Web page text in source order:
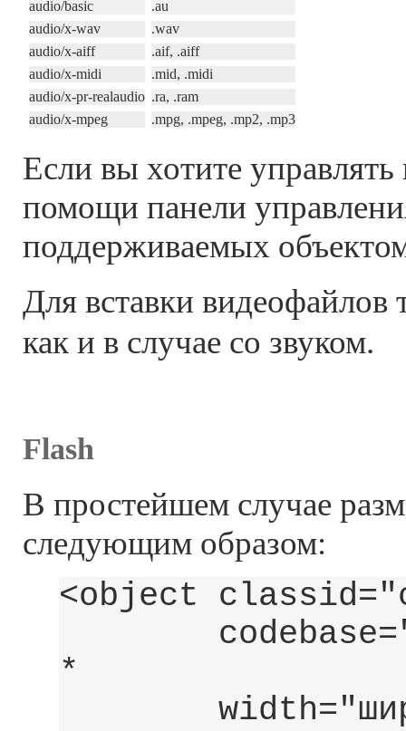
audio/basic
.au
audio/x-wav
.wav
audio/x-aiff
.aif, .aiff
audio/x-midi
.mid, .midi
audio/x-pr-realaudio .ra, .ram
audio/x-mpeg
.mpg, .mpeg, .mp2, .mp3
Если вы хотите
помощи панели
поддерживаемых
Для вставки видеофайлов
как и в случае со звуком.
Flash
В простейшем случае
следующим образом:
<object
* /cabs/